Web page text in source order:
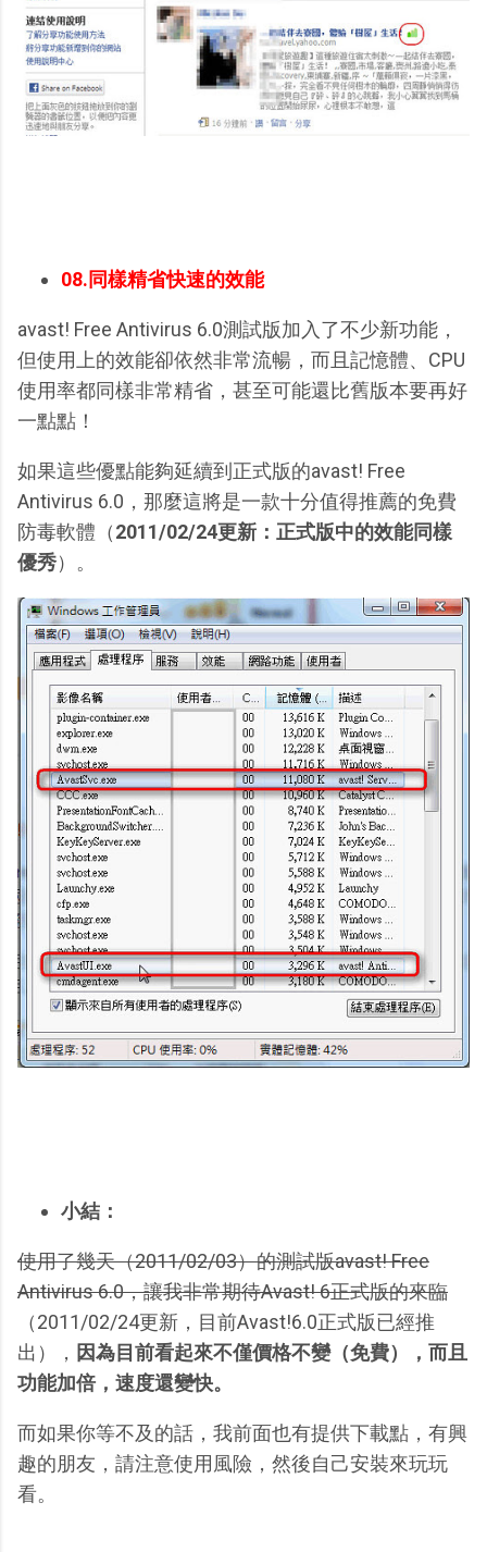
08.同樣精省快速的效能
avast! Free Antivirus 6.0測試版加入了不少新功能，
但使用上的效能卻依然非常流暢，而且記憶體、CPU
使用率都同樣非常精省，甚至可能還比舊版本要再好
一點點！
如果這些優點能夠延續到正式版的avast! Free
Antivirus 6.0，那麼這將是一款十分值得推薦的免費
防毒軟體（2011/02/24更新：正式版中的效能同樣
優秀）。
小結：
使用了幾天（2011/02/03）的測試版avast! Free
Antivirus 6.0，讓我非常期待Avast! 6正式版的來臨
（2011/02/24更新，目前Avast!6.0正式版已經推
出）， 因為目前看起來不僅價格不變（免費），而且
功能加倍，速度還變快。
而如果你等不及的話，我前面也有提供下載點，有興
趣的朋友，請注意使用風險，然後自己安裝來玩玩
看。